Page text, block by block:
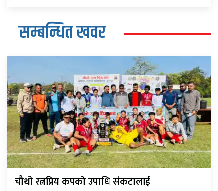
सम्बन्धित खवर
चौथो रत्नप्रिय कपको उपाधि संकटालाई